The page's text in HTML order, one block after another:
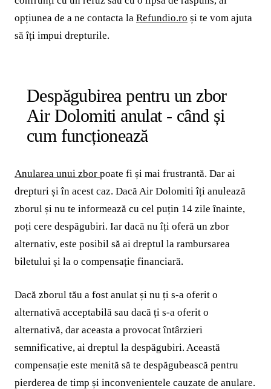
opțiunea de a ne contacta la Refundio.ro și te vom ajuta
să îți impui drepturile.
Despăgubirea pentru un zbor
Air Dolomiti anulat - când și
cum funcționează
Anularea unui zbor poate fi și mai frustrantă. Dar ai
drepturi și în acest caz. Dacă Air Dolomiti îți anulează
zborul și nu te informează cu cel puțin 14 zile înainte,
poți cere despăgubiri. Iar dacă nu îți oferă un zbor
alternativ, este posibil să ai dreptul la rambursarea
biletului și la o compensație financiară.
Dacă zborul tău a fost anulat și nu ți s-a oferit o
alternativă acceptabilă sau dacă ți s-a oferit o
alternativă, dar aceasta a provocat întârzieri
semnificative, ai dreptul la despăgubiri. Această
compensație este menită să te despăgubească pentru
pierderea de timp și inconvenientele cauzate de anulare.